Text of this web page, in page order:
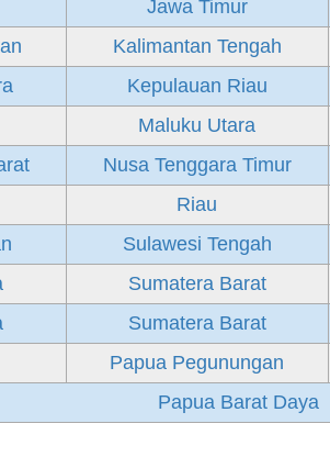
Jawa Timur
Kalimantan Tengah
Kepulauan Riau
Maluku Utara
Nusa Tenggara Timur
Riau
Sulawesi Tengah
Sumatera Barat
Sumatera Barat
Papua Pegunungan
Papua Barat Daya